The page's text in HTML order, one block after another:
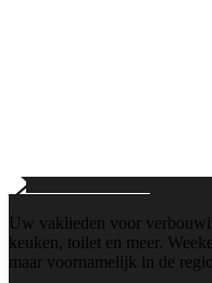
Uw vaklieden voor
keuken, toilet en meer.
maar voornamelijk in de